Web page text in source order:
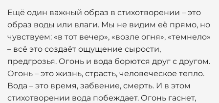
Ещё один важный образ в стихотворении – это
образ воды или влаги. Мы не видим её прямо, но
чувствуем: «в тот вечер», «возле огня», «темнело»
– всё это создаёт ощущение сырости,
предгрозья. Огонь и вода борются друг с другом.
Огонь – это жизнь, страсть, человеческое тепло.
Вода – это время, забвение, смерть. И в этом
стихотворении вода побеждает. Огонь гаснет,